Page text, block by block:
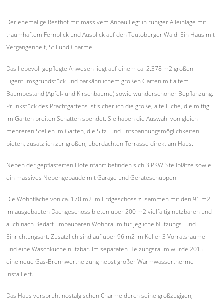
Der ehemalige Resthof mit massivem Anbau liegt in ruhiger Alleinlage mit
traumhaftem Fernblick und Ausblick auf den Teutoburger Wald. Ein Haus mit
Vergangenheit, Stil und Charme!
Das liebevoll gepflegte Anwesen liegt auf einem ca. 2.378 m2 großen
Eigentumsgrundstück und parkähnlichem großen Garten mit altem
Baumbestand (Apfel- und Kirschbäume) sowie wunderschöner Bepflanzung.
Prunkstück des Prachtgartens ist sicherlich die große, alte Eiche, die mittig
im Garten breiten Schatten spendet. Sie haben die Auswahl von gleich
mehreren Stellen im Garten, die Sitz- und Entspannungsmöglichkeiten
bieten, zusätzlich zur großen, überdachten Terrasse direkt am Haus.
Neben der gepflasterten Hofeinfahrt befinden sich 3 PKW-Stellplätze sowie
ein massives Nebengebäude mit Garage und Geräteschuppen.
Die Wohnfläche von ca. 170 m2 im Erdgeschoss zusammen mit den 91 m2
im ausgebauten Dachgeschoss bieten über 200 m2 vielfältig nutzbaren und
auch nach Bedarf umbaubaren Wohnraum für jegliche Nutzungs- und
Einrichtungsart. Zusätzlich sind auf über 96 m2 im Keller 3 Vorratsräume
und eine Waschküche nutzbar. Im separaten Heizungsraum wurde 2015
eine neue Gas-Brennwertheizung nebst großer Warmwassertherme
installiert.
Das Haus versprüht nostalgischen Charme durch seine großzügigen,